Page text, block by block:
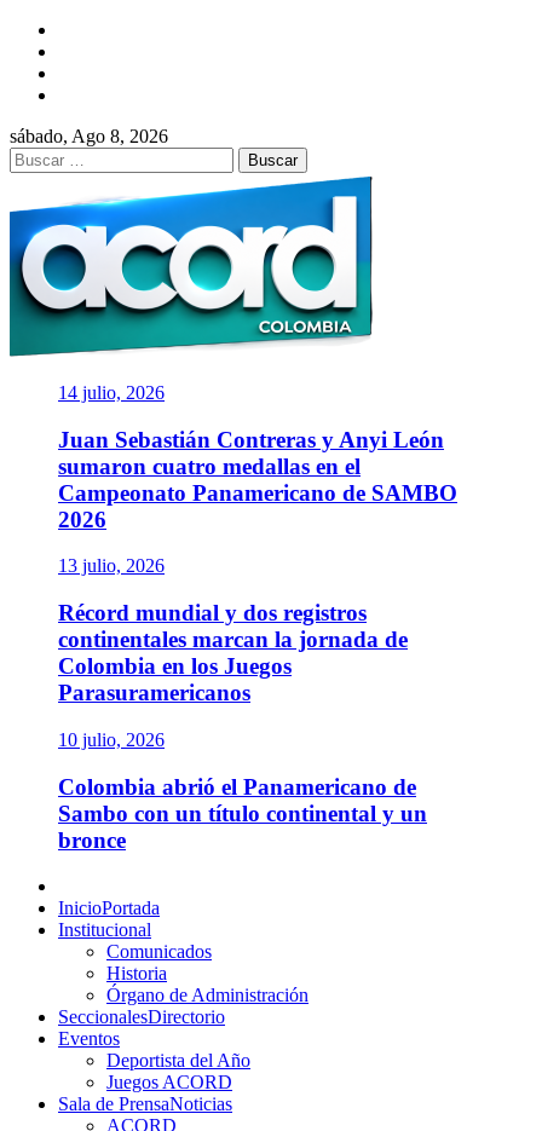
Saltar
contenido
sábado, Ago 8, 2026
Buscar:
Asociación de Periodistas Deportivos
14 julio, 2026
Juan Sebastián Contreras y Anyi León
sumaron cuatro medallas en el
Campeonato Panamericano de SAMBO
2026
13 julio, 2026
Récord mundial y dos registros
continentales marcan la jornada de
Colombia en los Juegos
Parasuramericanos
10 julio, 2026
Colombia abrió el Panamericano de
Sambo con un título continental y un
bronce
Menú
principalInicioPortada
Institucional
Comunicados
Historia
Órgano de Administración
SeccionalesDirectorio
Eventos
Deportista del Año
Juegos ACORD
Sala de PrensaNoticias
ACORD